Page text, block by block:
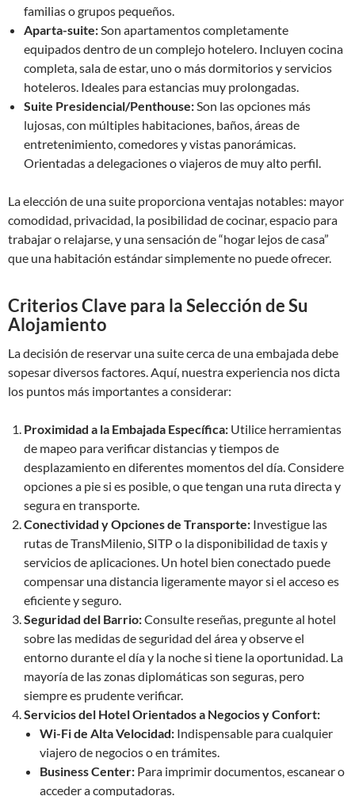
familias o grupos pequeños.
Aparta-suite:Son apartamentos completamente
equipados dentro de un complejo hotelero. Incluyen cocina
completa, sala de estar, uno o más dormitorios y servicios
hoteleros. Ideales para estancias muy prolongadas.
Suite Presidencial/Penthouse:Son las opciones más
lujosas, con múltiples habitaciones, baños, áreas de
entretenimiento, comedores y vistas panorámicas.
Orientadas a delegaciones o viajeros de muy alto perfil.
La elección de una suite proporciona ventajas notables: mayor
comodidad, privacidad, la posibilidad de cocinar, espacio para
trabajar o relajarse, y una sensación de “hogar lejos de casa”
que una habitación estándar simplemente no puede ofrecer.
Criterios Clave para la Selección de Su
Alojamiento
La decisión de reservar una suite cerca de una embajada debe
sopesar diversos factores. Aquí, nuestra experiencia nos dicta
los puntos más importantes a considerar:
Proximidad a la Embajada Específica: Utilice herramientas
de mapeo para verificar distancias y tiempos de
desplazamiento en diferentes momentos del día. Considere
opciones a pie si es posible, o que tengan una ruta directa y
segura en transporte.
Conectividad y Opciones de Transporte: Investigue las
rutas de TransMilenio, SITP o la disponibilidad de taxis y
servicios de aplicaciones. Un hotel bien conectado puede
compensar una distancia ligeramente mayor si el acceso es
eficiente y seguro.
Seguridad del Barrio:Consulte reseñas, pregunte al hotel
sobre las medidas de seguridad del área y observe el
entorno durante el día y la noche si tiene la oportunidad. La
mayoría de las zonas diplomáticas son seguras, pero
siempre es prudente verificar.
Servicios del Hotel Orientados a Negocios y Confort:
Wi-Fi de Alta Velocidad: Indispensable para cualquier
viajero de negocios o en trámites.
Business Center: Para imprimir documentos, escanear o
acceder a computadoras.